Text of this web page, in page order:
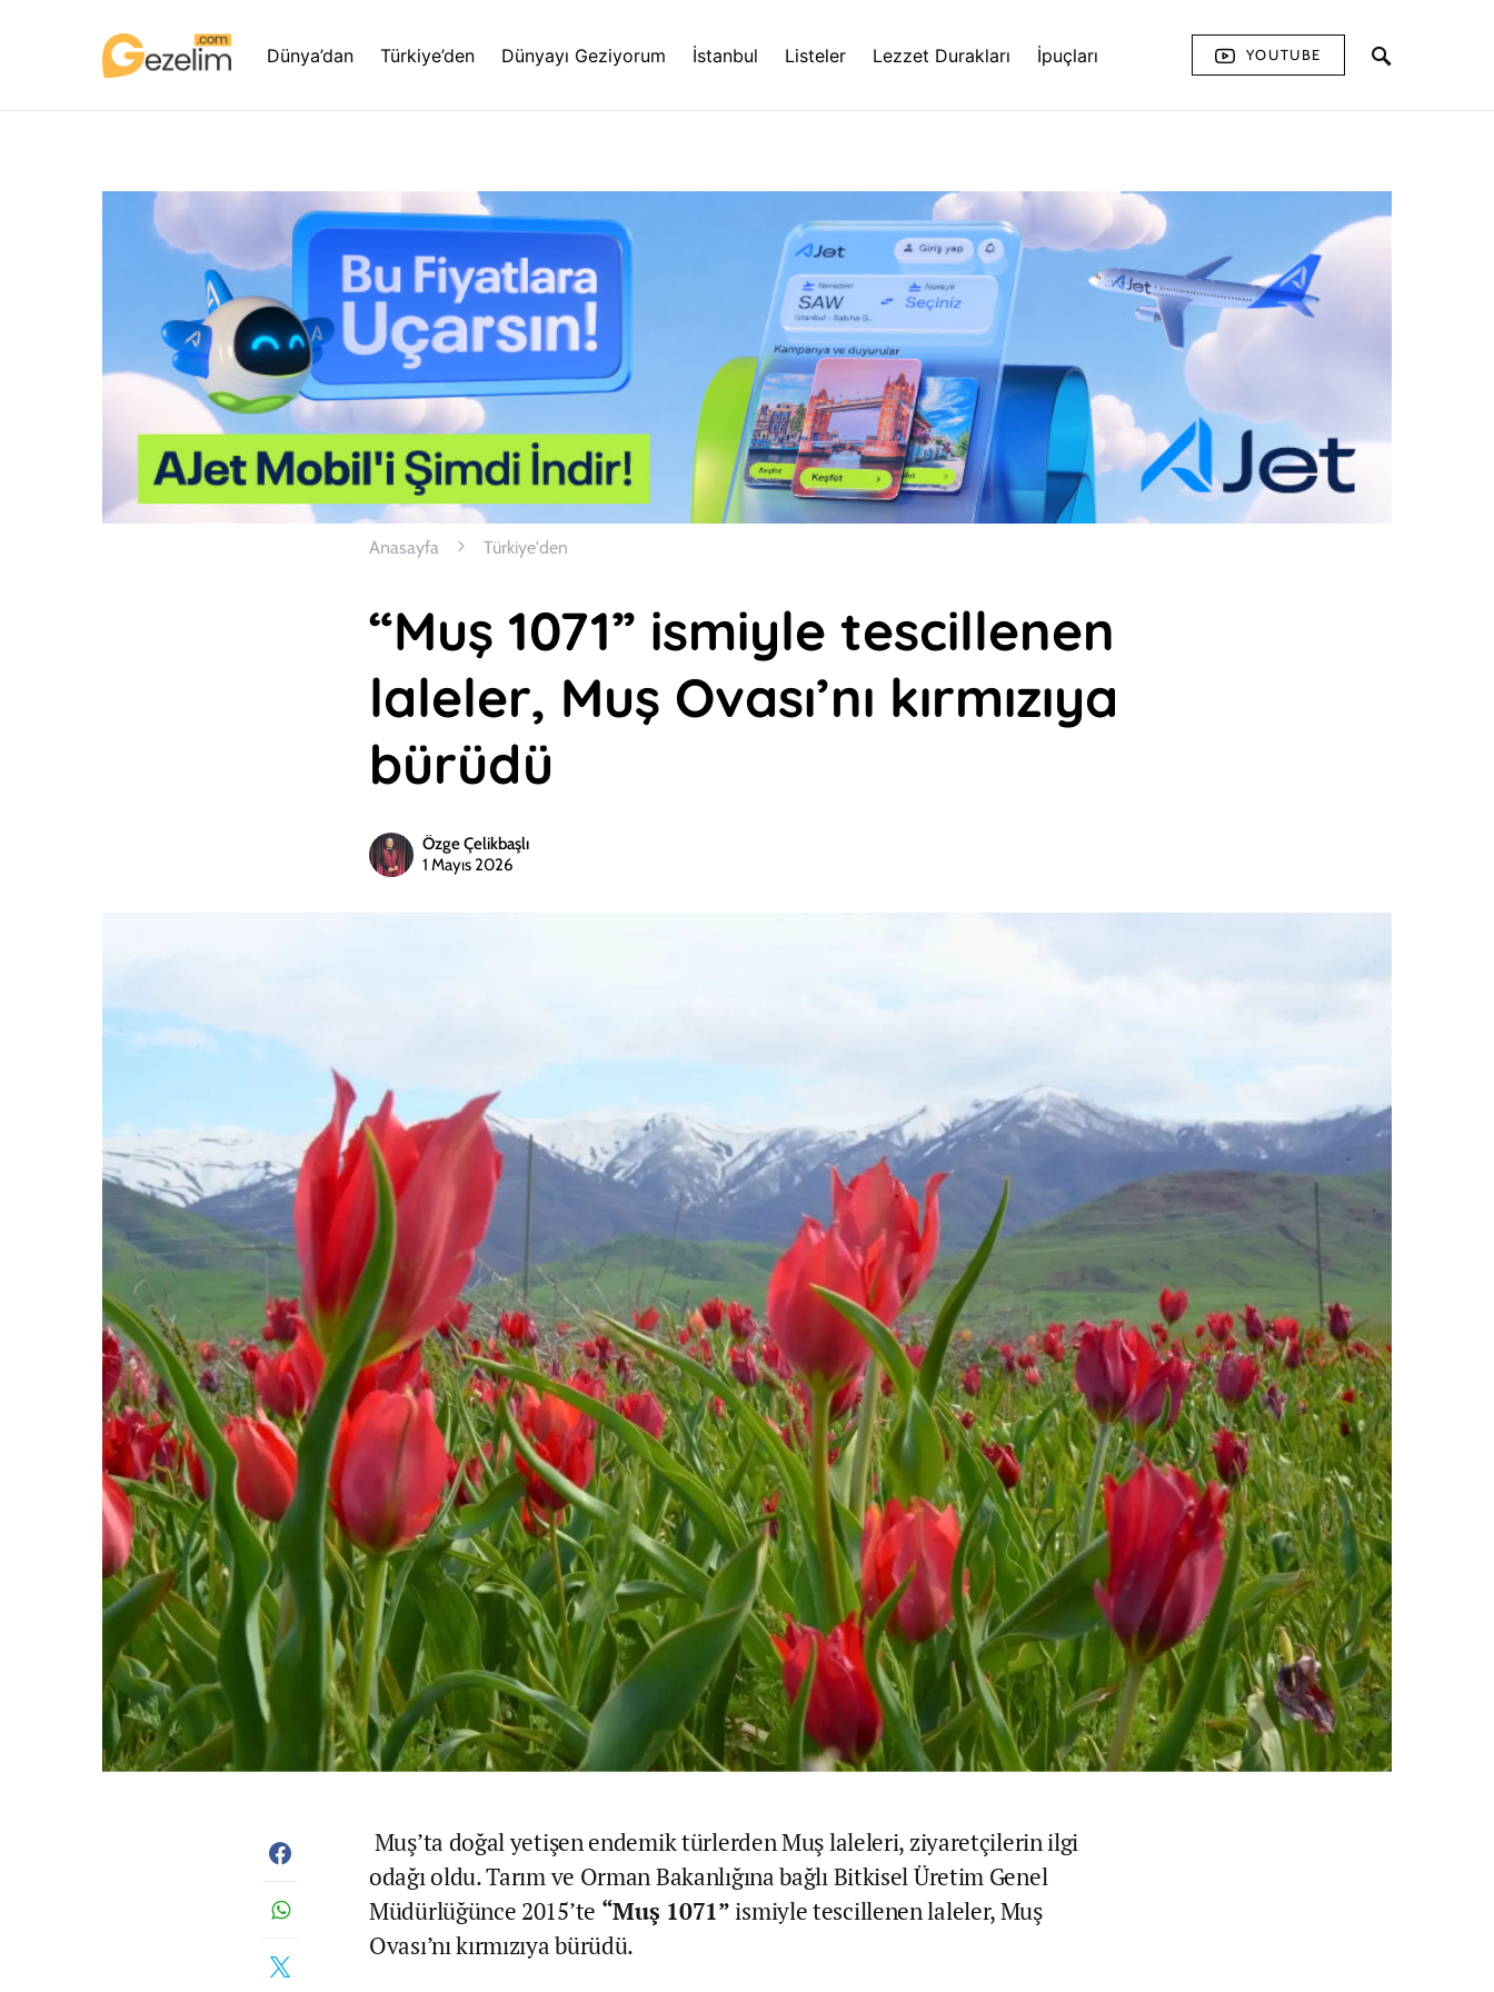
Dünya’dan Türkiye’den Dünyayı Geziyorum İstanbul Listeler Lezzet Durakları İpuçları YOUTUBE
Anasayfa Türkiye'den
“Muş 1071” ismiyle tescillenen
laleler, Muş Ovası’nı kırmızıya
bürüdü
Özge Çelikbaşlı
1 Mayıs 2026
Muş’ta doğal yetişen endemik türlerden Muş laleleri, ziyaretçilerin ilgi
odağı oldu. Tarım ve Orman Bakanlığına bağlı Bitkisel Üretim Genel
Müdürlüğünce 2015’te “Muş 1071” ismiyle tescillenen laleler, Muş
Ovası’nı kırmızıya bürüdü.